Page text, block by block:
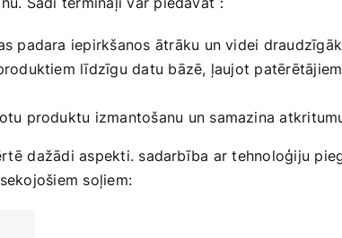
padara‍ iepirkšanos ātrāku un videi
līdzīgu ‍datu bāzē, ļaujot
produktu izmantošanu un samazina
⁤dažādi ‌aspekti. sadarbība ar ‍tehnoloģiju
soļiem: